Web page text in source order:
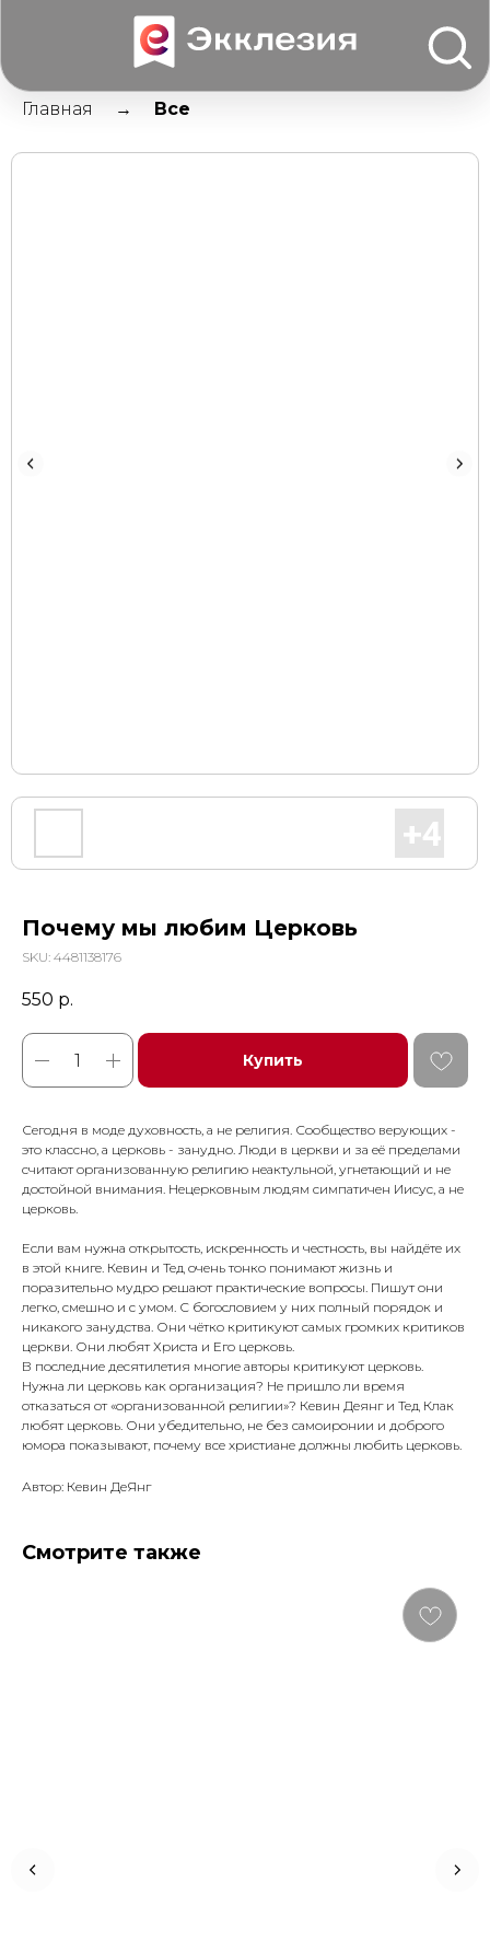
Главная Все
Почему мы любим Церковь
SKU: 4481138176
550 р.
Купить
Сегодня в моде духовность, а не религия. Сообщество верующих -
это классно, а церковь - занудно. Люди в церкви и за её пределами
считают организованную религию неактульной, угнетающий и не
достойной внимания. Нецерковным людям симпатичен Иисус, а не
церковь.
Если вам нужна открытость, искренность и честность, вы найдёте их
в этой книге. Кевин и Тед очень тонко понимают жизнь и
поразительно мудро решают практические вопросы. Пишут они
легко, смешно и с умом. С богословием у них полный порядок и
никакого занудства. Они чётко критикуют самых громких критиков
церкви. Они любят Христа и Его церковь.
В последние десятилетия многие авторы критикуют церковь.
Нужна ли церковь как организация? Не пришло ли время
отказаться от «организованной религии»? Кевин Деянг и Тед Клак
любят церковь. Они убедительно, не без самоиронии и доброго
юмора показывают, почему все христиане должны любить церковь.
Автор: Кевин ДеЯнг
Смотрите также